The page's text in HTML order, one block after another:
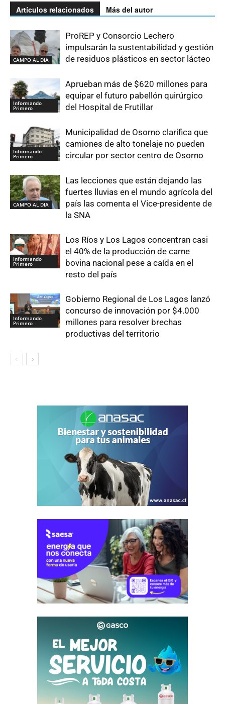
Artículos relacionados Más del autor
CAMPO AL DIA
ProREP y Consorcio Lechero
impulsarán la sustentabilidad y gestión
de residuos plásticos en sector lácteo
Informando
Primero
Aprueban más de $620 millones para
equipar el futuro pabellón quirúrgico
del Hospital de Frutillar
Informando
Primero
Municipalidad de Osorno clarifica que
camiones de alto tonelaje no pueden
circular por sector centro de Osorno
CAMPO AL DIA
Las lecciones que están dejando las
fuertes lluvias en el mundo agrícola del
país las comenta el Vice-presidente de
la SNA
Informando
Primero
Los Ríos y Los Lagos concentran casi
el 40% de la producción de carne
bovina nacional pese a caída en el
resto del país
Informando
Primero
Gobierno Regional de Los Lagos lanzó
concurso de innovación por $4.000
millones para resolver brechas
productivas del territorio